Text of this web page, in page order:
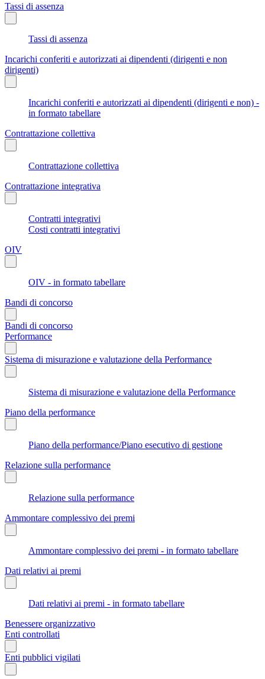
Tassi di assenza
Tassi di assenza
Incarichi conferiti e autorizzati ai dipendenti (dirigenti e non
dirigenti)
Incarichi conferiti e autorizzati ai dipendenti (dirigenti e non) -
in formato tabellare
Contrattazione collettiva
Contrattazione collettiva
Contrattazione integrativa
Contratti integrativi
Costi contratti integrativi
OIV
OIV - in formato tabellare
Bandi di concorso
Bandi di concorso
Performance
Sistema di misurazione e valutazione della Performance
Sistema di misurazione e valutazione della Performance
Piano della performance
Piano della performance/Piano esecutivo di gestione
Relazione sulla performance
Relazione sulla performance
Ammontare complessivo dei premi
Ammontare complessivo dei premi - in formato tabellare
Dati relativi ai premi
Dati relativi ai premi - in formato tabellare
Benessere organizzativo
Enti controllati
Enti pubblici vigilati